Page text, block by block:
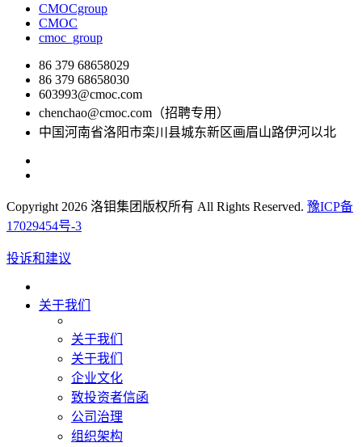
CMOCgroup
CMOC
cmoc_group
86 379 68658029
86 379 68658030
603993@cmoc.com
chenchao@cmoc.com（招聘专用）
中国河南省洛阳市栾川县城东新区画眉山路伊河以北
Copyright 2026 洛钼集团版权所有 All Rights Reserved. 豫ICP备
17029454号-3
投诉和建议
关于我们
关于我们
关于我们
企业文化
致投资者信函
公司治理
组织架构